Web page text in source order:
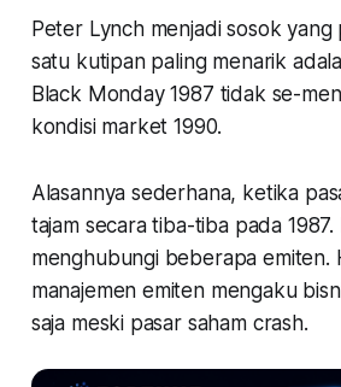
Peter Lynch menjadi sosok yang
satu kutipan paling menarik
Black Monday 1987 tidak se-
kondisi market 1990.
Alasannya sederhana, ketika
tajam secara tiba-tiba pada
menghubungi beberapa emiten.
manajemen emiten mengaku
saja meski pasar saham crash.